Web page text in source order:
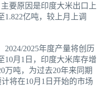
要原因是印度大米出口上
亿吨，较上月上调
2025年度产量将创历
10月1日，印度大米库存增
万吨，为过去20年来同期
将在10月1日开始的市场